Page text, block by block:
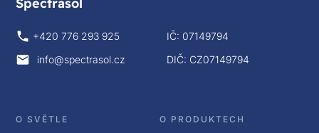
Spectrasol
+420 776 293 925
info@spectrasol.cz
IČ: 07149794
DIČ: CZ07149794
O SVĚTLE O PRODUKTECH